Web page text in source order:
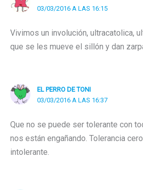
03/03/2016 A LAS 16:15
Vivimos un involución, ultracatolica,
que se les mueve el sillón y dan
EL PERRO DE TONI
03/03/2016 A LAS 16:37
Que no se puede ser tolerante con
nos están engañando. Tolerancia
intolerante.